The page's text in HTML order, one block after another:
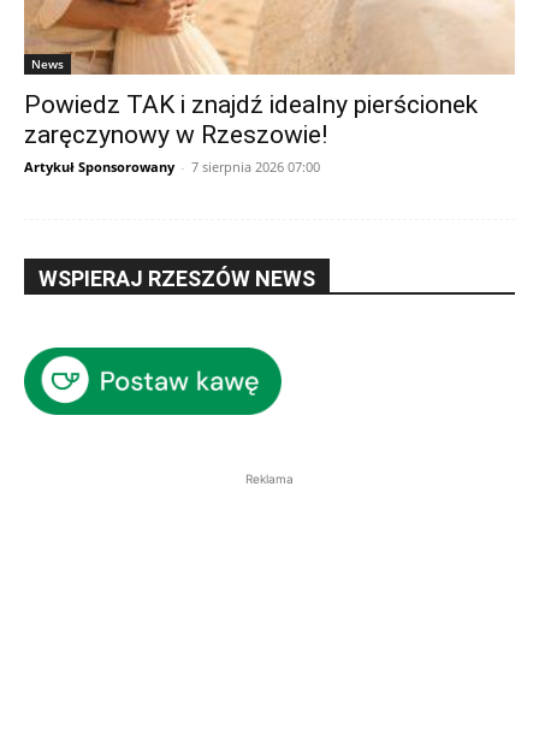
News
Powiedz TAK i znajdź idealny pierścionek
zaręczynowy w Rzeszowie!
Artykuł Sponsorowany - 7 sierpnia 2026 07:00
WSPIERAJ RZESZÓW NEWS
Reklama